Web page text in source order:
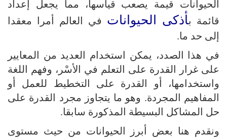
الحيوانات قيمة يصعب قياسها، مما يجعل إعداد
قائمة بأذكى الحيوانات في العالم أمرا معقدا
إلى حد ما.
في هذا الصدد، يمكن استخدام العديد من المعايير
على غرار القدرة على التعلم في الأسْر، وفهم اللغة
واستخدامها، أو القدرة على التخطيط للعمل أو
المفاهيم المجردة. وهو ما يتجاوز مجرد القدرة على
حل المشاكل البسيطة المذكورة سابقا.
ونقدم هنا بعض أبرز الحيوانات من حيث مستوى